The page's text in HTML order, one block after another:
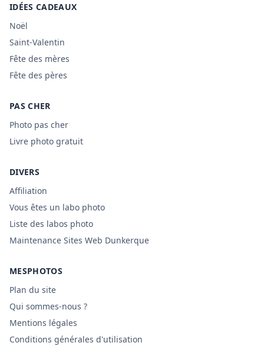
IDÉES CADEAUX
Noël
Saint-Valentin
Fête des mères
Fête des pères
PAS CHER
Photo pas cher
Livre photo gratuit
DIVERS
Affiliation
Vous êtes un labo photo
Liste des labos photo
Maintenance Sites Web Dunkerque
MESPHOTOS
Plan du site
Qui sommes-nous ?
Mentions légales
Conditions générales d'utilisation